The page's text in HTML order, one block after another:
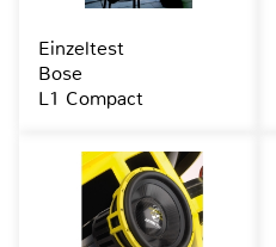
Einzeltest
Bose
L1 Compact